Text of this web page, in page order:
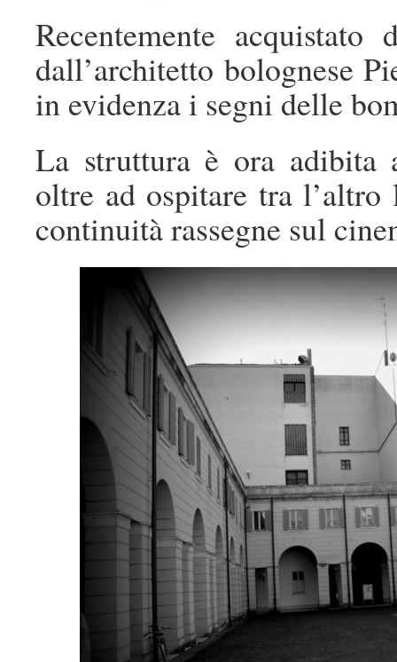
Recentemente
dall’architetto bolognese
in evidenza i segni delle
La struttura è ora adibita
oltre ad ospitare tra
continuità rassegne sul